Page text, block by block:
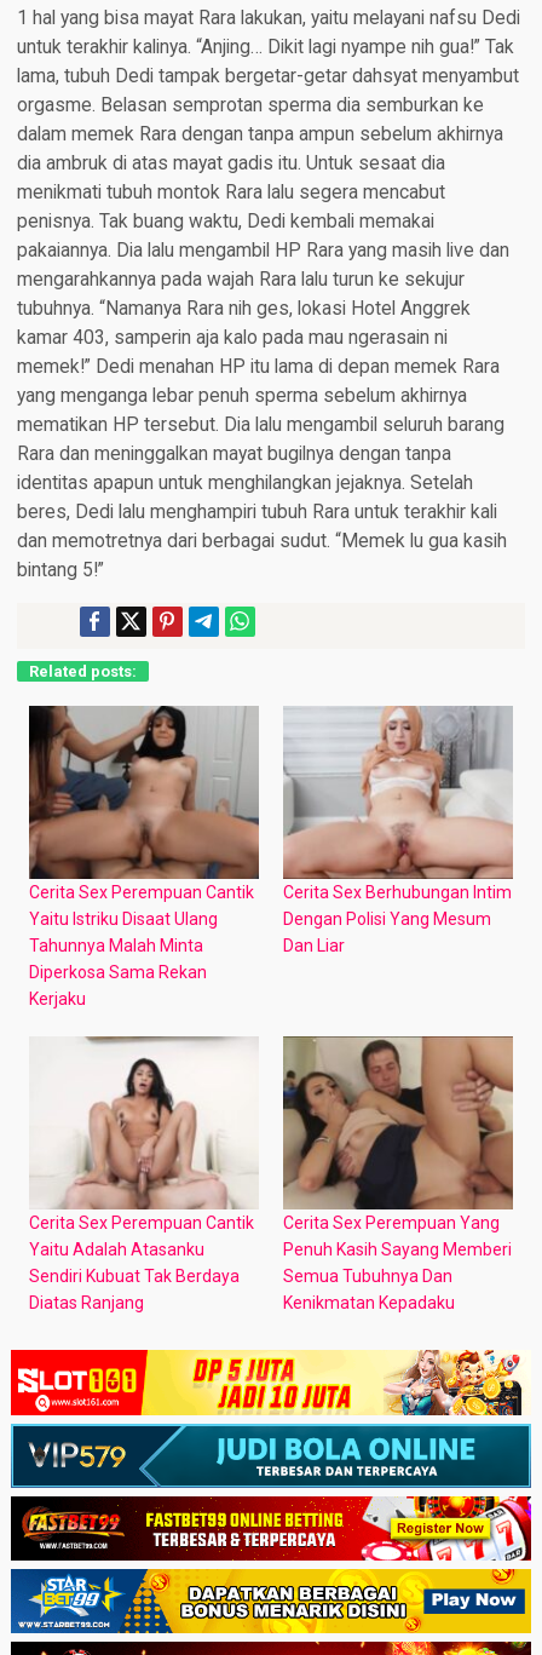
Related posts:
Cerita Sex Perempuan Cantik
Yaitu Istriku Disaat Ulang
Tahunnya Malah Minta
Diperkosa Sama Rekan
Kerjaku
Cerita Sex Berhubungan Intim
Dengan Polisi Yang Mesum
Dan Liar
Cerita Sex Perempuan Cantik
Yaitu Adalah Atasanku
Sendiri Kubuat Tak Berdaya
Diatas Ranjang
Cerita Sex Perempuan Yang
Penuh Kasih Sayang Memberi
Semua Tubuhnya Dan
Kenikmatan Kepadaku